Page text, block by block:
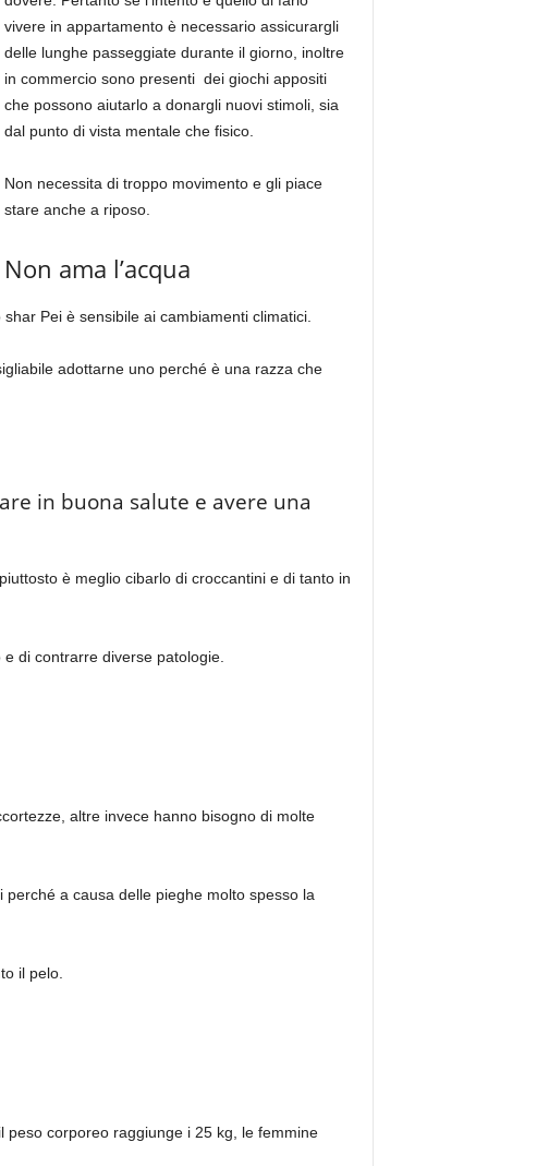
vivere in appartamento è necessario assicurargli
delle lunghe passeggiate durante il giorno, inoltre
in commercio sono presenti dei giochi appositi
che possono aiutarlo a donargli nuovi stimoli, sia
dal punto di vista mentale che fisico.
Non necessita di troppo movimento e gli piace
stare anche a riposo.
Non ama l’acqua
Pei è sensibile ai cambiamenti climatici.
adottarne uno perché è una razza che
in buona salute e avere una
è meglio cibarlo di croccantini e di tanto in
di contrarre diverse patologie.
altre invece hanno bisogno di molte
a causa delle pieghe molto spesso la
il pelo.
peso corporeo raggiunge i 25 kg, le femmine